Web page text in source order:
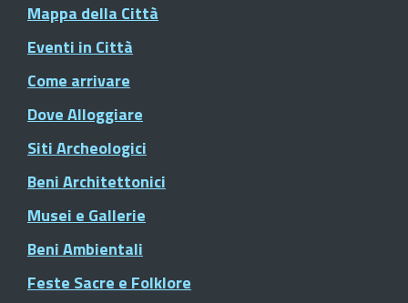
Mappa della Città
Eventi in Città
Come arrivare
Dove Alloggiare
Siti Archeologici
Beni Architettonici
Musei e Gallerie
Beni Ambientali
Feste Sacre e Folklore